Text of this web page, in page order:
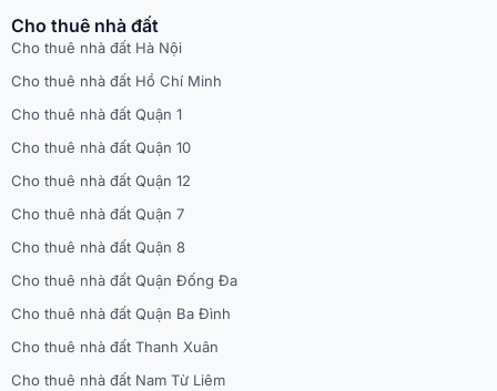
Cho thuê nhà đất
Cho thuê nhà đất Hà Nội
Cho thuê nhà đất Hồ Chí Minh
Cho thuê nhà đất Quận 1
Cho thuê nhà đất Quận 10
Cho thuê nhà đất Quận 12
Cho thuê nhà đất Quận 7
Cho thuê nhà đất Quận 8
Cho thuê nhà đất Quận Đống Đa
Cho thuê nhà đất Quận Ba Đình
Cho thuê nhà đất Thanh Xuân
Cho thuê nhà đất Nam Từ Liêm